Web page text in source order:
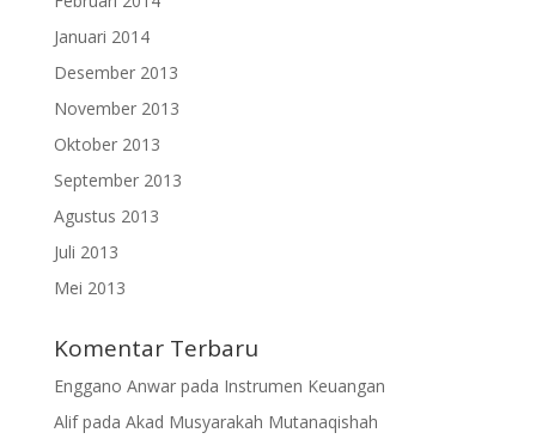
Januari 2014
Desember 2013
November 2013
Oktober 2013
September 2013
Agustus 2013
Juli 2013
Mei 2013
Komentar Terbaru
Enggano Anwarpada Instrumen Keuangan
Alifpada Akad Musyarakah Mutanaqishah